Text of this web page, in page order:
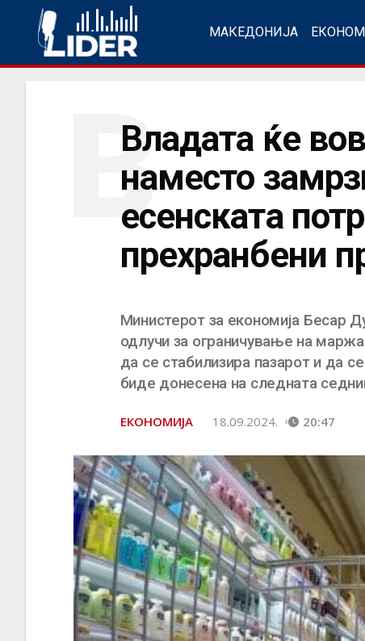
МАКЕДОНИЈА
Владата ќе
наместо
есенската
прехранбени
В
Министерот за економија Бесар
одлучи за ограничување на
да се стабилизира пазарот и да
биде донесена на следната
ЕКОНОМИЈА 18.09.2024. 20:47